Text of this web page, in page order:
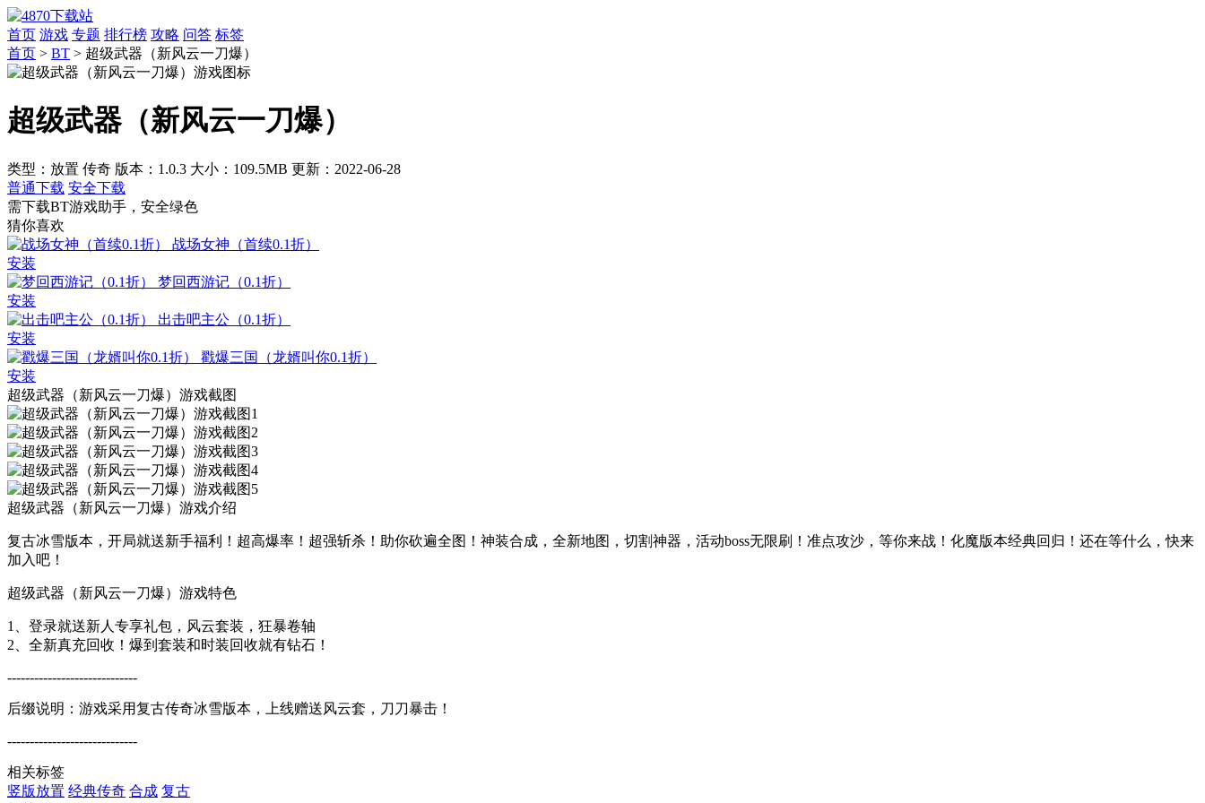
首页 游戏 专题 排行榜 攻略 问答 标签
首页 > BT > 超级武器（新风云一刀爆）
超级武器（新风云一刀爆）
类型：放置 传奇 版本：1.0.3 大小：109.5MB 更新：2022-06-28
普通下载 安全下载
需下载BT游戏助手，安全绿色
猜你喜欢
战场女神（首续0.1折）
安装
梦回西游记（0.1折）
安装
出击吧主公（0.1折）
安装
戳爆三国（龙婿叫你0.1折）
安装
超级武器（新风云一刀爆）游戏截图
超级武器（新风云一刀爆）游戏介绍
复古冰雪版本，开局就送新手福利！超高爆率！超强斩杀！助你砍遍全图！神装合成，全新地图，切割神器，活动boss无限刷！准点攻沙，等你来战！化魔版本经典回归！还在等什么，快来
加入吧！
超级武器（新风云一刀爆）游戏特色
1、登录就送新人专享礼包，风云套装，狂暴卷轴
2、全新真充回收！爆到套装和时装回收就有钻石！
-----------------------------
后缀说明：游戏采用复古传奇冰雪版本，上线赠送风云套，刀刀暴击！
-----------------------------
相关标签
竖版放置 经典传奇 合成 复古